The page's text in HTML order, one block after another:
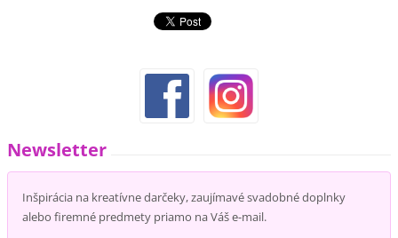
Newsletter
Inšpirácia na kreatívne darčeky, zaujímavé svadobné doplnky
alebo firemné predmety priamo na Váš e-mail.